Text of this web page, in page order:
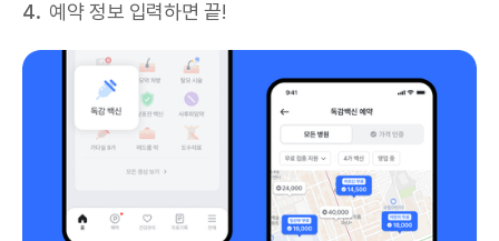
예약 정보 입력하면 끝!